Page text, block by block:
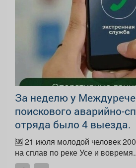
За неделю у
поискового аварийно-
отряда было 4 выезда.
🆘 21 июля молодой человек
на сплав по реке Усе и